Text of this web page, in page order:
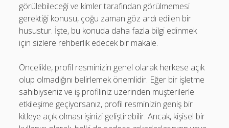
görülebileceği ve kimler tarafından görülmemesi
gerektiği konusu, çoğu zaman göz ardı edilen bir
husustur. İşte, bu konuda daha fazla bilgi edinmek
için sizlere rehberlik edecek bir makale.
Öncelikle, profil resminizin genel olarak herkese açık
olup olmadığını belirlemek önemlidir. Eğer bir işletme
sahibiyseniz ve iş profiliniz üzerinden müşterilerle
etkileşime geçiyorsanız, profil resminizin geniş bir
kitleye açık olması işinizi geliştirebilir. Ancak, kişisel bir